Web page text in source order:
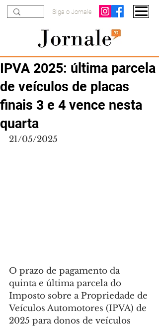
Siga o Jornale
IPVA 2025: última parcela
de veículos de placas
finais 3 e 4 vence nesta
quarta
21/05/2025
O prazo de pagamento da
quinta e última parcela do
Imposto sobre a Propriedade de
Veículos Automotores (IPVA) de
2025 para donos de veículos